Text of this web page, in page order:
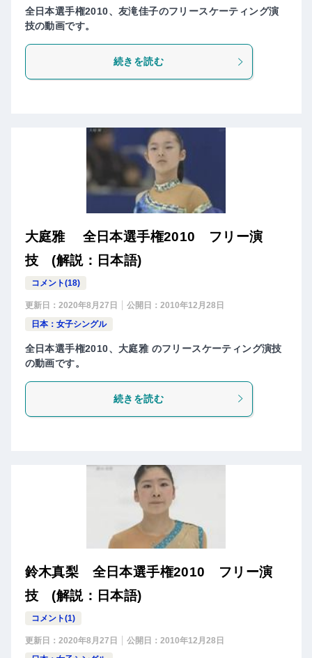
全日本選手権2010、友滝佳子のフリースケーティング演
技の動画です。
続きを読む
大庭雅 全日本選手権2010 フリー演
技 (解説：日本語)
コメント(18)
更新日： 2020年8月27日 公開日： 2010年12月28日
日本：女子シングル
全日本選手権2010、大庭雅 のフリースケーティング演技
の動画です。
続きを読む
鈴木真梨 全日本選手権2010 フリー演
技 (解説：日本語)
コメント(1)
更新日： 2020年8月27日 公開日： 2010年12月28日